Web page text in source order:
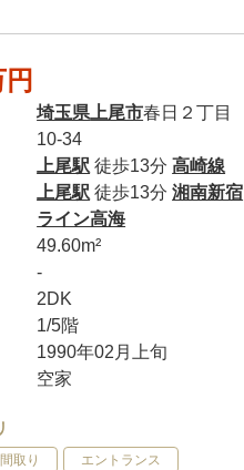
埼玉県 上尾市春日２丁目
10-34
上尾駅 徒歩13分高崎線
上尾駅 徒歩13分湘南新宿
ライン高海
49.60m²
-
2DK
1/5階
1990年02月上旬
空家
間取り エントランス